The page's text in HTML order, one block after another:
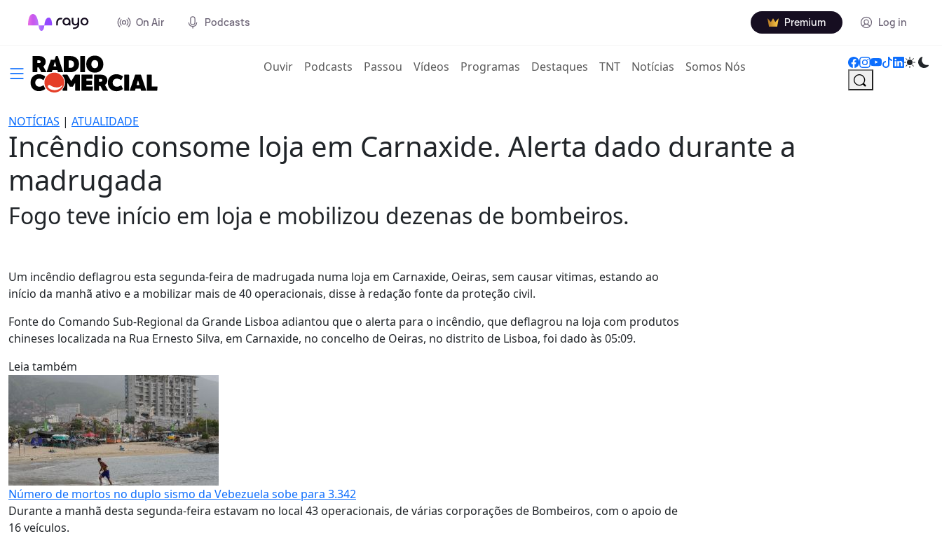
On Air Podcasts Premium Log in
Ouvir(current)
Podcasts Passou Vídeos Programas Destaques TNT Notícias Somos Nós
NOTÍCIAS | ATUALIDADE
Incêndio consome loja em Carnaxide. Alerta dado durante a
madrugada
Fogo teve início em loja e mobilizou dezenas de bombeiros.
Um incêndio deflagrou esta segunda-feira de madrugada numa loja em Carnaxide, Oeiras, sem causar vitimas, estando ao
início da manhã ativo e a mobilizar mais de 40 operacionais, disse à redação fonte da proteção civil.
Fonte do Comando Sub-Regional da Grande Lisboa adiantou que o alerta para o incêndio, que deflagrou na loja com produtos
chineses localizada na Rua Ernesto Silva, em Carnaxide, no concelho de Oeiras, no distrito de Lisboa, foi dado às 05:09.
Leia também
Número de mortos no duplo sismo da Vebezuela sobe para 3.342
Durante a manhã desta segunda-feira estavam no local 43 operacionais, de várias corporações de Bombeiros, com o apoio de
16 veículos.